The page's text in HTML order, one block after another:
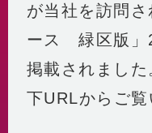
会社紹介動画
が当社を訪問
ース 緑区版」
掲載されまし
下URLからご覧